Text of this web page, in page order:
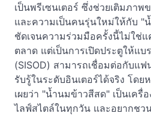
เป็นพรีเซนเตอร์ ซึ่งช่วยเติมภา
และความเป็นคนรุ่นใหม่ให้กับ "
ชัดเจนความร่วมมือครั้งนี้ไม่ใช่แ
ตลาด แต่เป็นการเปิดประตูให้แ
(SISOD) สามารถเชื่อมต่อกับแ
รับรู้ในระดับอินเตอร์ได้จริง โดย
เผยว่า "น้ำนมข้าวสีสด" เป็นเครื่
ไลฟ์สไตล์ในทุกวัน และอยากช